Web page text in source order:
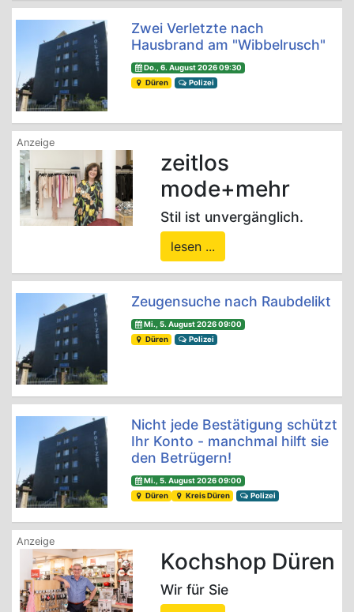
Zwei Verletzte nach
Hausbrand am "Wibbelrusch"
Do., 6. August 2026 09:30
Düren
Polizei
zeitlos
mode+mehr
Stil ist unvergänglich.
lesen ...
Zeugensuche nach Raubdelikt
Mi., 5. August 2026 09:00
Düren
Polizei
Nicht jede Bestätigung schützt
Ihr Konto - manchmal hilft sie
den Betrügern!
Mi., 5. August 2026 09:00
Düren
Kreis Düren Polizei
Kochshop Düren
Wir für Sie